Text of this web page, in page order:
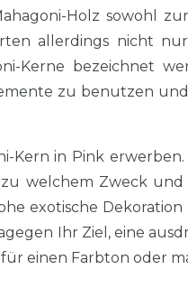
Holz sowohl
allerdings nicht
bezeichnet
zu benutzen
in Pink
welchem Zweck
exotische
Ihr Ziel, eine
für einen Farbton oder